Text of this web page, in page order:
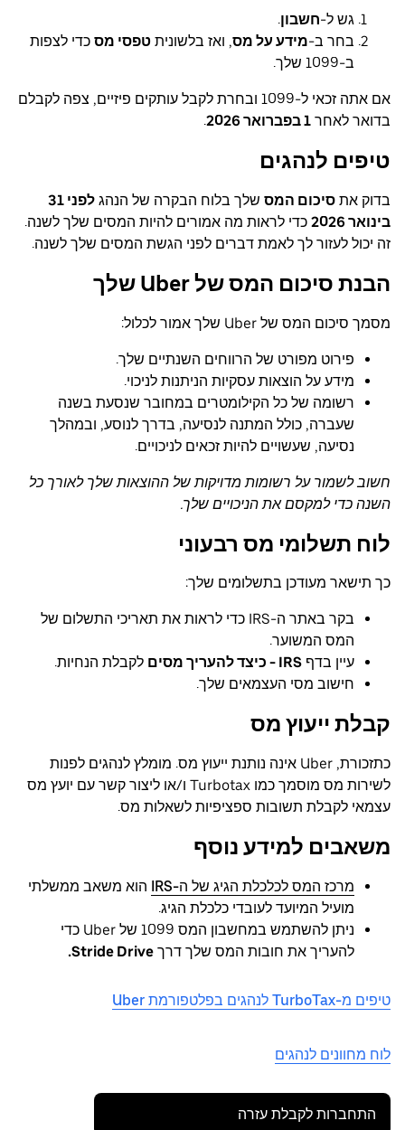
גש ל-חשבון.
בחר ב-מידע על מס, ואז בלשונית טפסי מס כדי לצפות
ב-1099 שלך.
אם אתה זכאי ל-1099 ובחרת לקבל עותקים פיזיים, צפה לקבלם
בדואר לאחר 1 בפברואר 2026 .
טיפים לנהגים
בדוק את סיכום המס שלך בלוח הבקרה של הנהג
לפני 31
בינואר 2026
כדי לראות מה אמורים להיות המסים שלך לשנה.
זה יכול לעזור לך לאמת דברים לפני הגשת המסים שלך לשנה.
הבנת סיכום המס של Uber שלך
מסמך סיכום המס של Uber שלך אמור לכלול:
פירוט מפורט של הרווחים השנתיים שלך.
מידע על הוצאות עסקיות הניתנות לניכוי.
רשומה של כל הקילומטרים במחובר שנסעת בשנה
שעברה, כולל המתנה לנסיעה, בדרך לנוסע, ובמהלך
נסיעה, שעשויים להיות זכאים לניכויים.
חשוב לשמור על רשומות מדויקות של ההוצאות שלך לאורך כל
השנה כדי למקסם את הניכויים שלך.
לוח תשלומי מס רבעוני
כך תישאר מעודכן בתשלומים שלך:
בקר באתר ה-IRS כדי לראות את תאריכי התשלום של
המס המשוער.
עיין בדף IRS - כיצד להעריך מסים
לקבלת הנחיות.
חישוב מסי העצמאים שלך.
קבלת ייעוץ מס
כתזכורת, Uber אינה נותנת ייעוץ מס. מומלץ לנהגים לפנות
לשירות מס מוסמך כמו Turbotax ו/או ליצור קשר עם יועץ מס
עצמאי לקבלת תשובות ספציפיות לשאלות מס.
משאבים למידע נוסף
מרכז המס לכלכלת הגיג של ה-IRS
הוא משאב ממשלתי
מועיל המיועד לעובדי כלכלת הגיג.
ניתן להשתמש במחשבון המס 1099 של Uber כדי
להעריך את חובות המס שלך דרך Stride Drive.
טיפים מ-TurboTax לנהגים בפלטפורמת Uber
לוח מחוונים לנהגים
התחברות לקבלת עזרה